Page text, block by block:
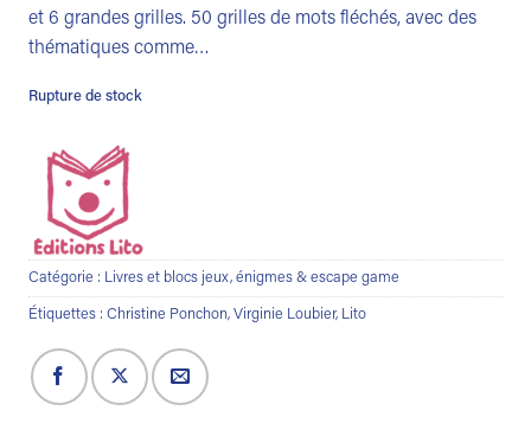
et 6 grandes grilles. 50 grilles de mots fléchés, avec des
thématiques comme…
Rupture de stock
Catégorie : Livres et blocs jeux, énigmes & escape game
Étiquettes : Christine Ponchon, Virginie Loubier, Lito